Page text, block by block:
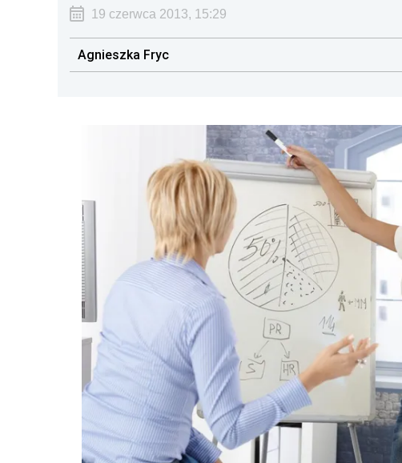
19 czerwca 2013, 15:29
Agnieszka Fryc